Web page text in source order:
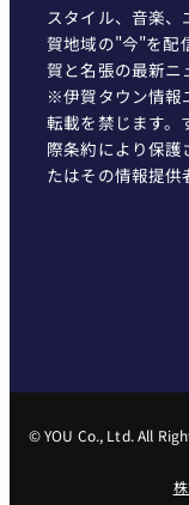
スタイル、音楽
賀地域の"今"を配
賀と名張の最新ニ
※伊賀タウン情報
転載を禁じます。
際条約により保護
たはその情報提供
© YOU Co., Ltd. All